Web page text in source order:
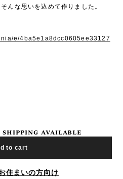
んな思いを込めて作りました。
e/4ba5e1a8dcc0605ee33127
available
to cart
住まいの方向け